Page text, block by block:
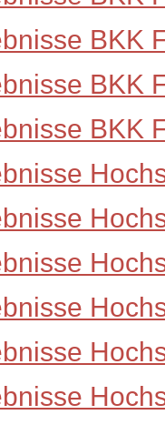
BKK
BKK
BKK